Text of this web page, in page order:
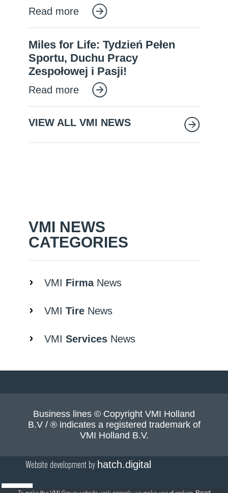
Read more
Miles for Life: Tydzień Pełen
Sportu, Duchu Pracy
Zespołowej i Pasji!
Read more
VIEW ALL VMI NEWS
VMI NEWS
CATEGORIES
VMI FirmaNews
VMI TireNews
VMI ServicesNews
Business lines © Copyright VMI Holland
B.V / ® indicates a registered trademark of
VMI Holland B.V.
Website development by hatch.digital